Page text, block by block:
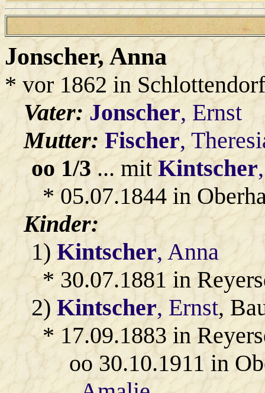
Jonscher, Anna
* vor 1862 in Schlottendorf
Vater:Jonscher, Ernst
Mutter: Fischer,
oo 1/3... mitKintscher
* 05.07.1844 in
Kinder:
1)Kintscher, Anna
* 30.07.1881 in
2)Kintscher, Ernst,
* 17.09.1883 in
oo 30.10.1911 in